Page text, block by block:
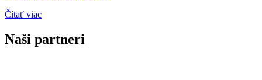
Čítať viac
Naši partneri